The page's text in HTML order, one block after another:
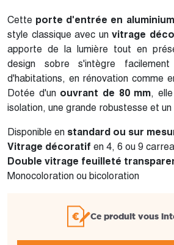
Cette porte d'entrée en
style classique avec un vitrage
apporte de la lumière tout en
design sobre s'intègre
d'habitations, en rénovation comme
Dotée d'un ouvrant de 80 mm,
isolation, une grande robustesse et
Disponible en standard ou sur
Vitrage décoratif en 4, 6 ou 9
Double vitrage feuilleté
Monocoloration ou bicoloration
Ce produit vous